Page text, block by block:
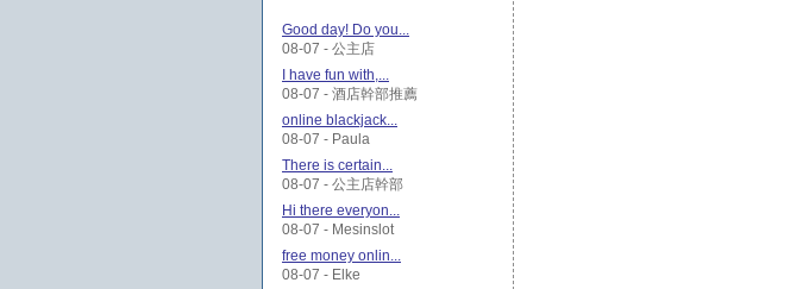
Good day! Do you...
08-07 - 公主店
I have fun with,...
08-07 - 酒店幹部推薦
online blackjack...
08-07 - Paula
There is certain...
08-07 - 公主店幹部
Hi there everyon...
08-07 - Mesinslot
free money onlin...
08-07 - Elke